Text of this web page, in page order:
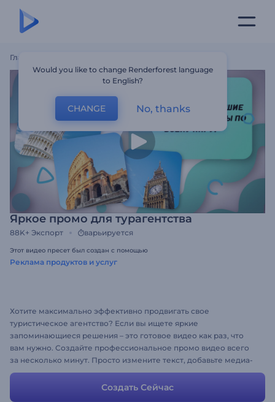
Главная
Яркое промо для турагентства
88K+ Экспорт варьируется
Этот видео пресет был создан с помощью
Реклама продуктов и услуг
Хотите максимально эффективно продвигать свое
туристическое агентство? Если вы ищете яркие
запоминающиеся решения – это готовое видео как раз, что
вам нужно. Создайте профессиональное промо видео всего
за несколько минут. Просто измените текст, добавьте медиа-
файлы и дополните сцены своими любимыми звуковыми
эффектами. Попробуйте прямо сейчас и начинайте
привлекать новых путешественников!
Создать Сейчас
Would you like to change Renderforest language
to English?
CHANGE No, thanks